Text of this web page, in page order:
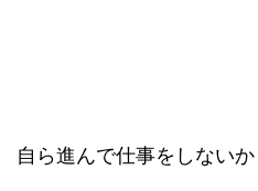
自ら進んで仕事をしない